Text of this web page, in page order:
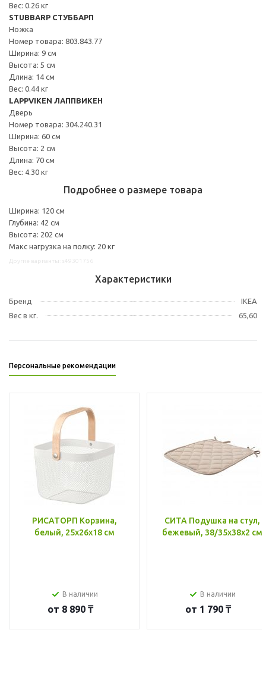
Вес: 0.26 кг
STUBBARP СТУББАРП
Ножка
Номер товара: 803.843.77
Ширина: 9 см
Высота: 5 см
Длина: 14 см
Вес: 0.44 кг
LAPPVIKEN ЛАППВИКЕН
Дверь
Номер товара: 304.240.31
Ширина: 60 см
Высота: 2 см
Длина: 70 см
Вес: 4.30 кг
Подробнее о размере товара
Ширина: 120 см
Глубина: 42 см
Высота: 202 см
Макс нагрузка на полку: 20 кг
Характеристики
Бренд
IKEA
Вес в кг.
65,60
Персональные рекомендации
РИСАТОРП Корзина,
белый, 25x26x18 см
В наличии
от 8 890 ₸
СИТА Подушка на стул,
бежевый, 38/35x38x2 см
В наличии
от 1 790 ₸